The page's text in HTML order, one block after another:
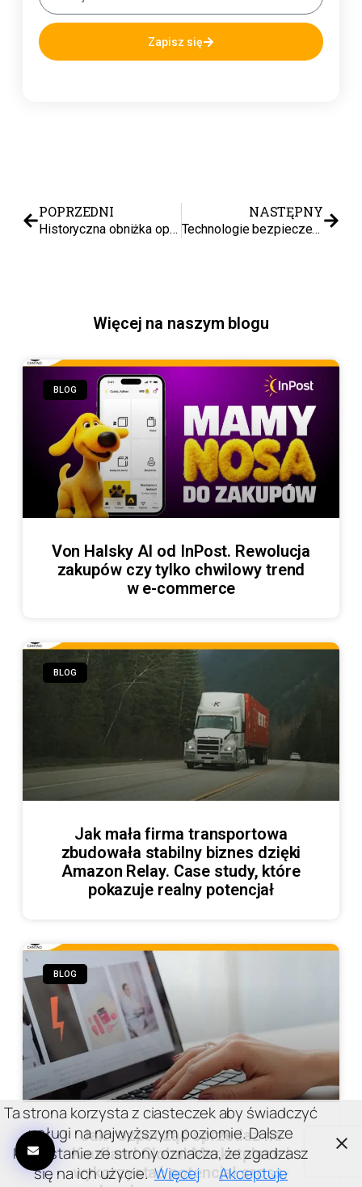
Zapisz się
POPRZEDNI
Historyczna obniżka opłat Amazon. Ile naprawdę zaoszczędzą sprzedawcy od grudnia 2025 i lutego 2026?
NASTĘPNY
Technologie bezpieczeństwa w kabinie i ich wpływ na operacje transportowe w UE
Więcej na naszym blogu
BLOG
Von Halsky AI od InPost. Rewolucja
zakupów czy tylko chwilowy trend
w e-commerce
BLOG
Jak mała firma transportowa
zbudowała stabilny biznes dzięki
Amazon Relay. Case study, które
pokazuje realny potencjał
BLOG
Jak rozpocząć sprzedaż na
Kaufland Global Marketplace i
wykorzystać potencjał cross-
Ta strona korzysta z ciasteczek aby świadczyć
usługi na najwyższym poziomie. Dalsze
korzystanie ze strony oznacza, że zgadzasz
się na ich użycie. Więcej Akceptuje